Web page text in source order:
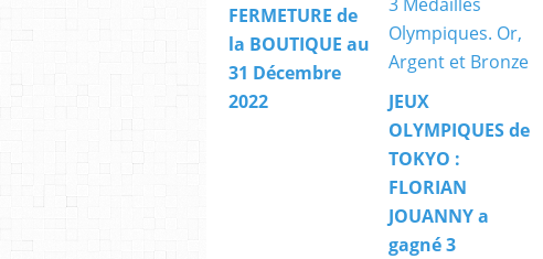
FERMETURE de
la BOUTIQUE au
31 Décembre
2022
JEUX
OLYMPIQUES de
TOKYO :
FLORIAN
JOUANNY a
gagné 3